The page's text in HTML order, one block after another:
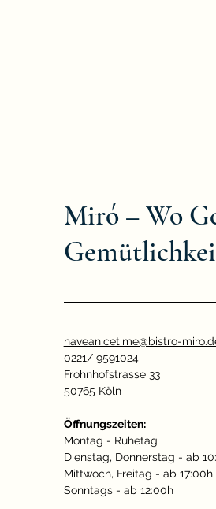
Miró – Wo
haveanicetime@bistro-
0221/ 9591024
Frohnhofstrasse 33
50765 Köln
Öffnungszeiten:
Montag - Ruhetag
Dienstag, Donnerstag - ab
Mittwoch, Freitag - ab 17:00h
Sonntags - ab 12:00h